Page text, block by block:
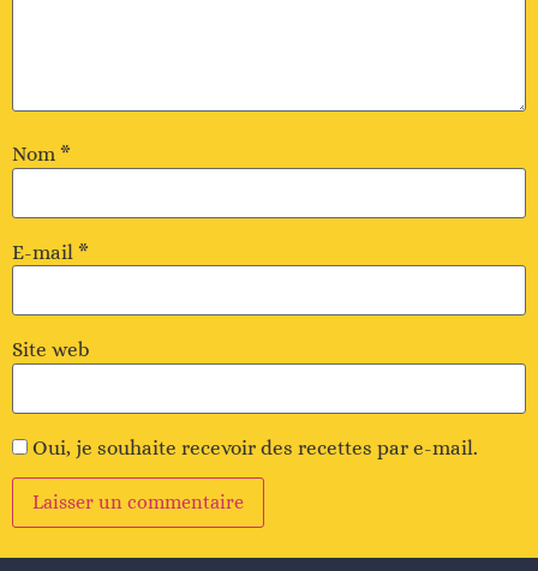
Nom *
E-mail *
Site web
Oui, je souhaite recevoir des recettes par e-mail.
Alternative